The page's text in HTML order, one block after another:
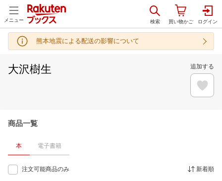
メニュー
熊本地震による配送の影響について
大沢樹生 追加する
商品一覧
本 電子書籍
注文可能商品のみ 新着順